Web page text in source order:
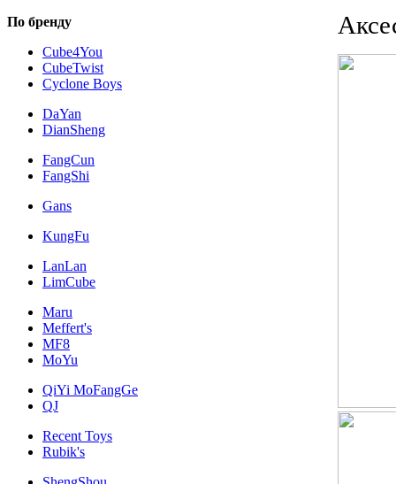
По бренду
Cube4You
CubeTwist
Cyclone Boys
DaYan
DianSheng
FangCun
FangShi
Gans
KungFu
LanLan
LimCube
Maru
Meffert's
MF8
MoYu
QiYi MoFangGe
QJ
Recent Toys
Rubik's